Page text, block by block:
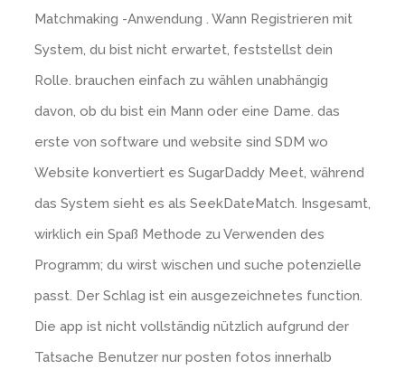
Matchmaking -Anwendung . Wann Registrieren mit
System, du bist nicht erwartet, feststellst dein
Rolle. brauchen einfach zu wählen unabhängig
davon, ob du bist ein Mann oder eine Dame. das
erste von software und website sind SDM wo
Website konvertiert es SugarDaddy Meet, während
das System sieht es als SeekDateMatch. Insgesamt,
wirklich ein Spaß Methode zu Verwenden des
Programm; du wirst wischen und suche potenzielle
passt. Der Schlag ist ein ausgezeichnetes function.
Die app ist nicht vollständig nützlich aufgrund der
Tatsache Benutzer nur posten fotos innerhalb